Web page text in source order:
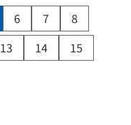
6 7
8
13 14 15